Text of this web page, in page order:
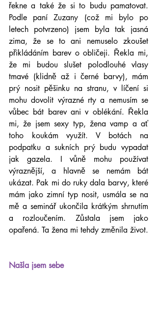
řekne a také že si to budu pamatovat.
Podle paní Zuzany (což mi bylo po
letech potvrzeno) jsem byla tak jasná
zima, že se to ani nemuselo zkoušet
přikládáním barev o obličeji. Řekla mi,
že mi budou slušet polodlouhé vlasy
tmavé (klidně až i černé barvy), mám
prý nosit pěšinku na stranu, v líčení si
mohu dovolit výrazné rty a nemusím se
vůbec bát barev ani v oblékání. Řekla
mi, že jsem sexy typ, žena vamp a ať
toho koukám využít. V botách na
podpatku a sukních prý budu vypadat
jak gazela. I vůně mohu používat
výraznější, a hlavně se nemám bát
ukázat. Pak mi do ruky dala barvy, které
mám jako zimní typ nosit, usmála se na
mě a seminář ukončila krátkým shrnutím
a rozloučením. Zůstala jsem jako
opařená. Ta žena mi tehdy změnila život.
Našla jsem sebe